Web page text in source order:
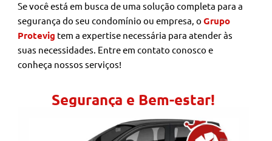
Se você está em busca de uma solução completa para a
segurança do seu condomínio ou empresa, oGrupo
Protevig tem a expertise necessária para atender às
suas necessidades. Entre em contato conosco e
conheça nossos serviços!
Segurança e Bem-estar!